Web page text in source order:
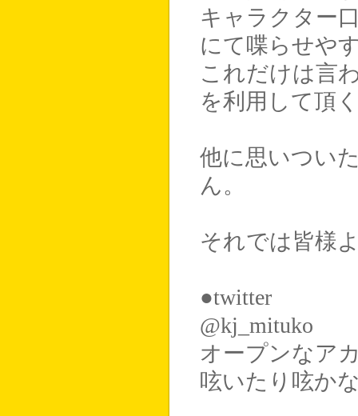
キャラクター
にて喋らせや
これだけは言
を利用して頂
他に思いつい
ん。
それでは皆様
●twitter
@kj_mituko
オープンなア
呟いたり呟か